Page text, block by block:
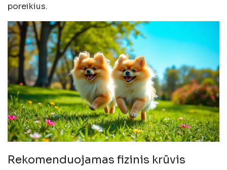
poreikius.
Rekomenduojamas fizinis krūvis